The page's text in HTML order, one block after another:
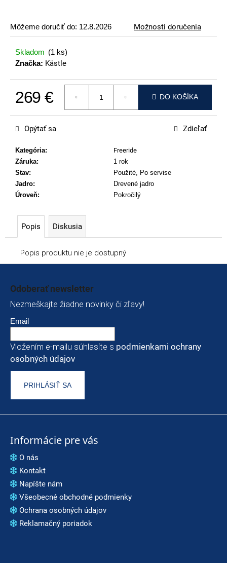
Môžeme doručiť do: 12.8.2026 Možnosti doručenia
Skladom (1 ks)
Značka: Kästle
269 €
Jednotková cena:
DO KOŠÍKA
Kategória:
Freeride
Záruka:
1 rok
Stav:
Použité, Po servise
Jadro:
Drevené jadro
Úroveň: Pokročilý
Opýtať sa Zdieľať
Popis Diskusia
Popis produktu nie je dostupný
o
r
ú
č
e
ATOMIC
REDSTER
J2(SPORT
EDITION)
89
Odoberať newsletter
Nezmeškajte žiadne novinky či zľavy!
Email
Vložením e-mailu súhlasíte s podmienkami ochrany
osobných údajov
PRIHLÁSIŤ SA
Informácie pre vás
O nás
Kontakt
Napíšte nám
Všeobecné obchodné podmienky
Ochrana osobných údajov
Reklamačný poriadok